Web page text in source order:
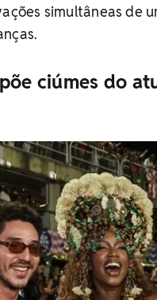
simultâneas de
ciúmes do